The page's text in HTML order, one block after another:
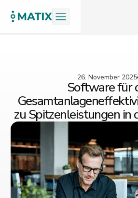
26. November 2025
Software für
zu Spitzenleistungen in